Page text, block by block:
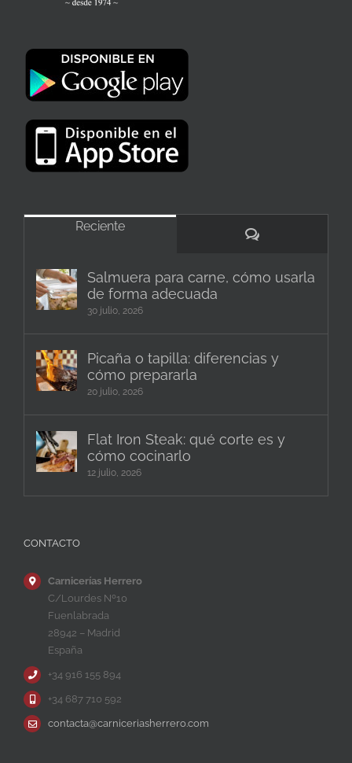
Reciente
Comentarios
Salmuera para carne, cómo usarla
de forma adecuada
30 julio, 2026
Picaña o tapilla: diferencias y
cómo prepararla
20 julio, 2026
Flat Iron Steak: qué corte es y
cómo cocinarlo
12 julio, 2026
CONTACTO
Carnicerías Herrero
C/Lourdes Nº10
Fuenlabrada
28942 – Madrid
España
+34 916 155 894
+34 687 710 592
contacta@carniceriasherrero.com